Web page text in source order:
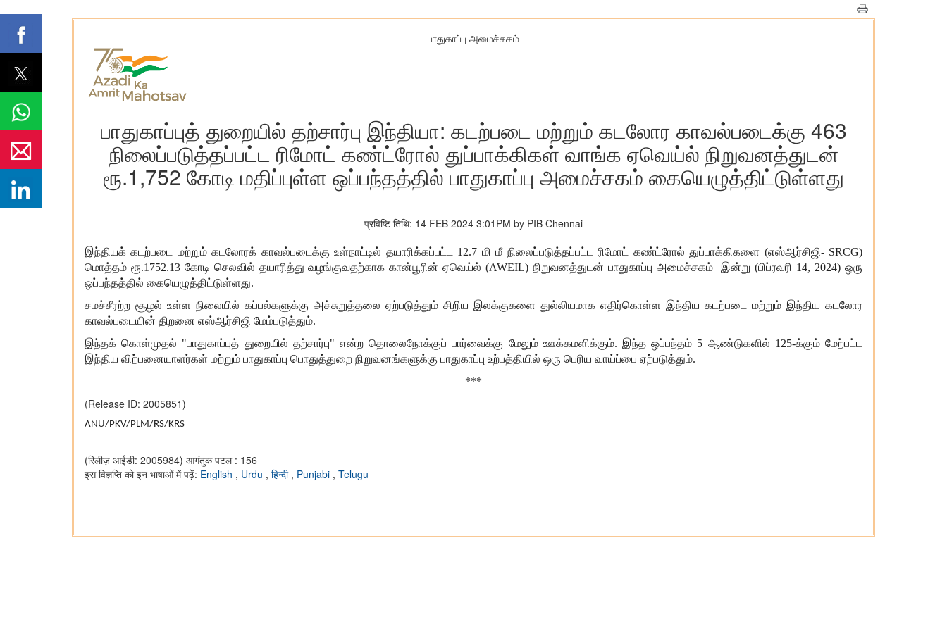
பாதுகாப்பு அமைச்சகம்
பாதுகாப்புத் துறையில் தற்சார்பு இந்தியா: கடற்படை மற்றும் கடலோர காவல்படைக்கு 463
நிலைப்படுத்தப்பட்ட ரிமோட் கண்ட்ரோல் துப்பாக்கிகள் வாங்க ஏவெய்ல் நிறுவனத்துடன்
ரூ.1,752 கோடி மதிப்புள்ள ஒப்பந்தத்தில் பாதுகாப்பு அமைச்சகம் கையெழுத்திட்டுள்ளது
प्रविष्टि तिथि: 14 FEB 2024 3:01PM by PIB Chennai
இந்தியக் கடற்படை மற்றும் கடலோரக் காவல்படைக்கு உள்நாட்டில் தயாரிக்கப்பட்ட 12.7 மி மீ நிலைப்படுத்தப்பட்ட ரிமோட் கண்ட்ரோல் துப்பாக்கிகளை (எஸ்ஆர்சிஜி- SRCG)
மொத்தம் ரூ.1752.13 கோடி செலவில் தயாரித்து வழங்குவதற்காக கான்பூரின் ஏவெய்ல் (AWEIL) நிறுவனத்துடன் பாதுகாப்பு அமைச்சகம் இன்று (பிப்ரவரி 14, 2024) ஒரு
ஒப்பந்தத்தில் கையெழுத்திட்டுள்ளது.
சமச்சீரற்ற சூழல் உள்ள நிலையில் கப்பல்களுக்கு அச்சுறுத்தலை ஏற்படுத்தும் சிறிய இலக்குகளை துல்லியமாக எதிர்கொள்ள இந்திய கடற்படை மற்றும் இந்திய கடலோர
காவல்படையின் திறனை எஸ்ஆர்சிஜி மேம்படுத்தும்.
இந்தக் கொள்முதல் "பாதுகாப்புத் துறையில் தற்சார்பு" என்ற தொலைநோக்குப் பார்வைக்கு மேலும் ஊக்கமளிக்கும். இந்த ஒப்பந்தம் 5 ஆண்டுகளில் 125-க்கும் மேற்பட்ட
இந்திய விற்பனையாளர்கள் மற்றும் பாதுகாப்பு பொதுத்துறை நிறுவனங்களுக்கு பாதுகாப்பு உற்பத்தியில் ஒரு பெரிய வாய்ப்பை ஏற்படுத்தும்.
***
(Release ID: 2005851)
ANU/PKV/PLM/RS/KRS
(रिलीज़ आईडी: 2005984) आगंतुक पटल : 156
इस विज्ञप्ति को इन भाषाओं में पढ़ें: English , Urdu , हिन्दी , Punjabi , Telugu